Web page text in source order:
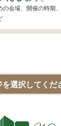
の会場、開催の時期